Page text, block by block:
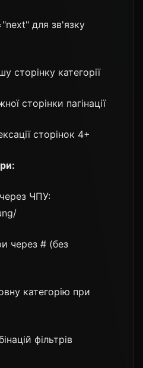
для зв'язку
сторінку категорії
сторінки пагінації
сторінок 4+
ЧПУ:
через # (без
категорію при
фільтрів